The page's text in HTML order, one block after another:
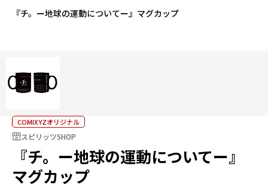
『チ。ー地球の運動についてー』マグカップ
COMIXYZオリジナル
スピリッツSHOP
『チ。ー地球の運動についてー』
マグカップ